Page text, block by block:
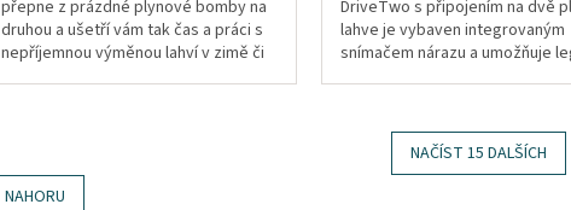
přepne z prázdné plynové bomby na
druhou a ušetří vám tak čas a práci s
nepříjemnou výměnou lahví v zimě či
DriveTwo s připojením na dvě
lahve je vybaven integrovaným
snímačem nárazu a umožňuje
O
NAČÍST 15 DALŠÍCH
NAHORU